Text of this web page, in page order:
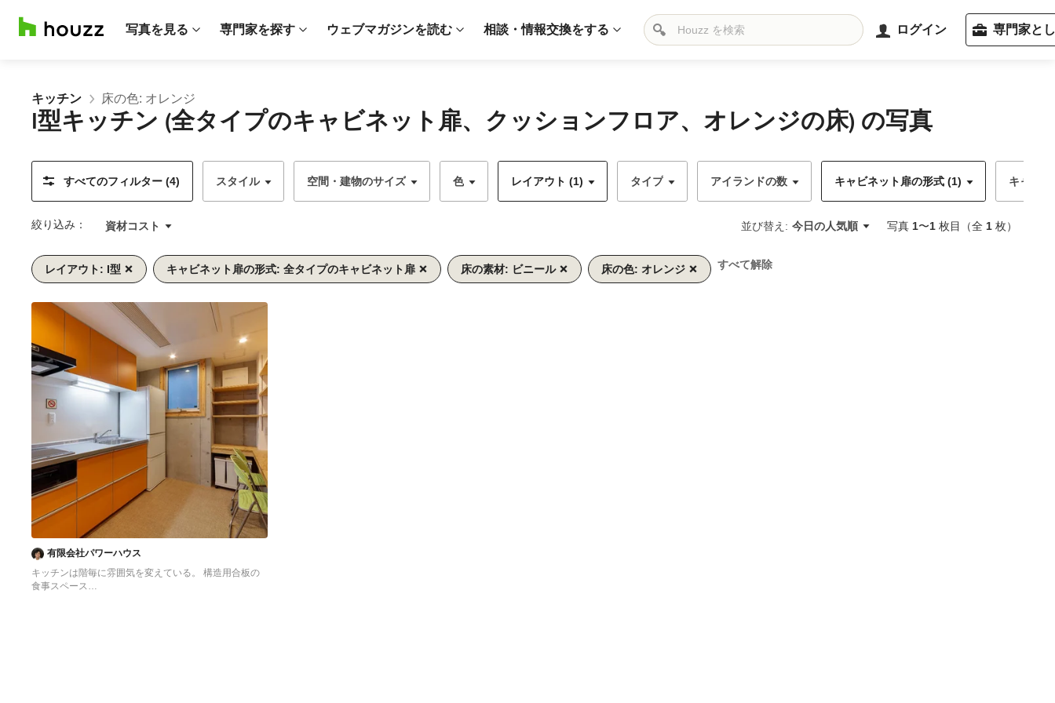
写真を見る 専門家を探す ウェブマガジンを読む 相談・情報交換をする ログイン 専門家と
キッチン 床の色: オレンジ
I型キッチン (全タイプのキャビネット扉、クッションフロア、オレンジの床) の写真
すべてのフィルター (4) スタイル 空間・建物のサイズ 色 レイアウト (1) タイプ アイランドの数 キャビネット扉の形式 (1) キャビ
絞り込み： 資材コスト 並び替え: 今日の人気順 写真 1〜1 枚目（全 1 枚）
レイアウト: I型 キャビネット扉の形式: 全タイプのキャビネット扉 床の素材: ビニール 床の色: オレンジ すべて解除
有限会社パワーハウス
キッチンは階毎に雰囲気を変えている。 構造用合板の
食事スペース